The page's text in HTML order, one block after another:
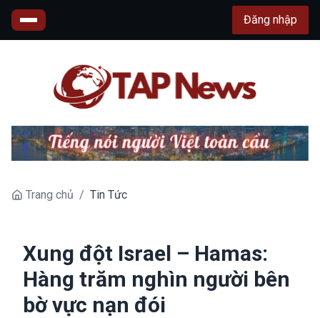
Đăng nhập
Trang chủ / Tin Tức
Xung đột Israel – Hamas:
Hàng trăm nghìn người bên
bờ vực nạn đói